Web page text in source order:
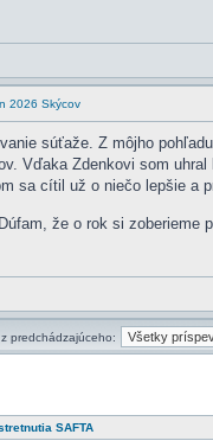
2026 Skýcov
súťaže. Z môjho
Vďaka Zdenkovi som
sa cítil už o niečo lepšie
že o rok si zoberieme
predchádzajúceho:
SAFTA